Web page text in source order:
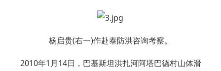
杨启贵(右一)作赴泰防洪咨询考察。
2010年1月14日，巴基斯坦洪扎河阿塔巴德村山体滑